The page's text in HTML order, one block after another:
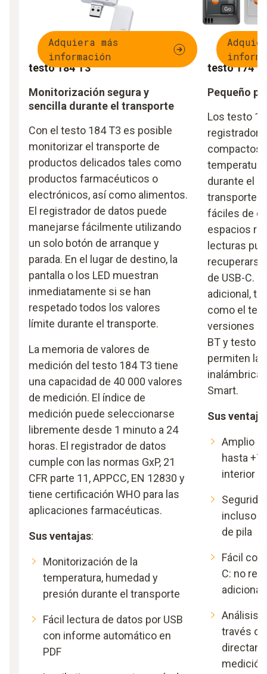
Adquiera más
información
testo 184 T3
Monitorización segura y
sencilla durante el transporte
Con el testo 184 T3 es posible
monitorizar el transporte de
productos delicados tales como
productos farmacéuticos o
electrónicos, así como alimentos.
El registrador de datos puede
manejarse fácilmente utilizando
un solo botón de arranque y
parada. En el lugar de destino, la
pantalla o los LED muestran
inmediatamente si se han
respetado todos los valores
límite durante el transporte.
La memoria de valores de
medición del testo 184 T3 tiene
una capacidad de 40 000 valores
de medición. El índice de
medición puede seleccionarse
libremente desde 1 minuto a 24
horas. El registrador de datos
cumple con las normas GxP, 21
CFR parte 11, APPCC, EN 12830 y
tiene certificación WHO para las
aplicaciones farmacéuticas.
Sus ventajas:
Monitorización de la
temperatura, humedad y
presión durante el transporte
Fácil lectura de datos por USB
con informe automático en
PDF
testo 174
Pequeño
Los testo
compactos
durante el
transporte
fáciles de
espacios
lecturas
de USB-C.
adicional,
como el
versiones
BT y testo
permiten la
inalámbrica
Smart.
Sus
Amplio
hasta
interior
incluso
de pila
Fácil
C: no
adicional
Análisis
través